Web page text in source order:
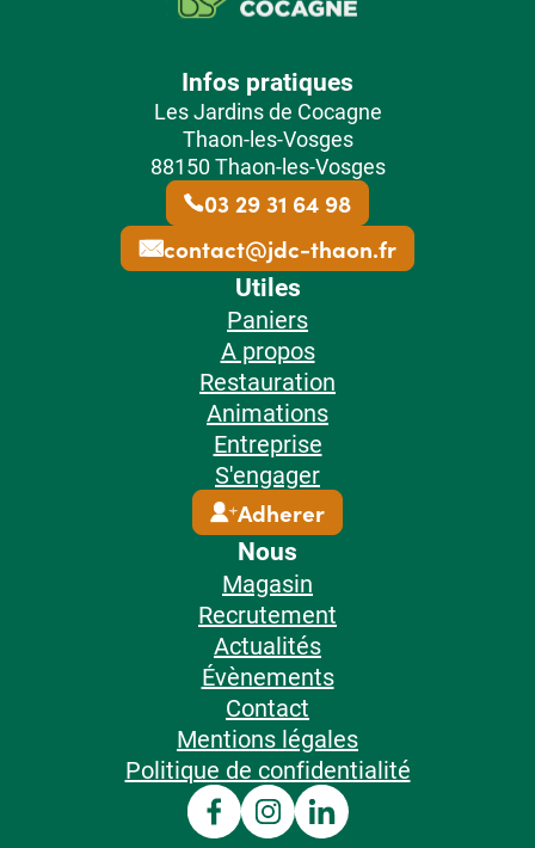
Infos pratiques
Les Jardins de Cocagne
Thaon-les-Vosges
88150 Thaon-les-Vosges
03 29 31 64 98
contact@jdc-thaon.fr
Utiles
Paniers
A propos
Restauration
Animations
Entreprise
S'engager
Adherer
Nous
Magasin
Recrutement
Actualités
Évènements
Contact
Mentions légales
Politique de confidentialité